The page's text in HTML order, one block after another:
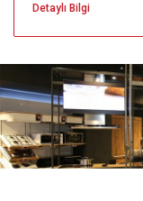
Detaylı Bilgi